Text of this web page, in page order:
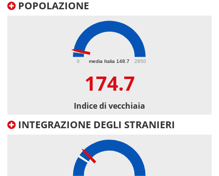
POPOLAZIONE
media Italia 148.7
0 2850
174.7
Indice di vecchiaia
INTEGRAZIONE DEGLI STRANIERI